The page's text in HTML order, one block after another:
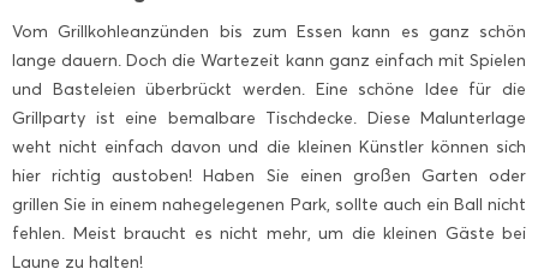
Vom Grillkohleanzünden bis zum Essen kann es ganz schön
lange dauern. Doch die Wartezeit kann ganz einfach mit Spielen
und Basteleien überbrückt werden. Eine schöne Idee für die
Grillparty ist eine bemalbare Tischdecke. Diese Malunterlage
weht nicht einfach davon und die kleinen Künstler können sich
hier richtig austoben! Haben Sie einen großen Garten oder
grillen Sie in einem nahegelegenen Park, sollte auch ein Ball nicht
fehlen. Meist braucht es nicht mehr, um die kleinen Gäste bei
Laune zu halten!